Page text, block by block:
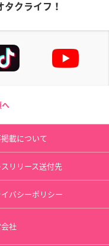
タクライフ！
へ
載について
リリース送付先
バシーポリシー
社